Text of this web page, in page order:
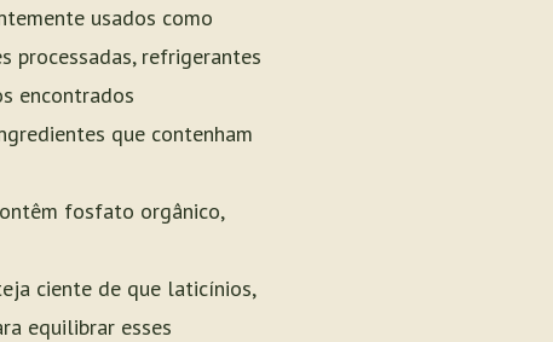
usados como
processadas, refrigerantes
encontrados
que contenham
fosfato orgânico,
ciente de que laticínios,
equilibrar esses